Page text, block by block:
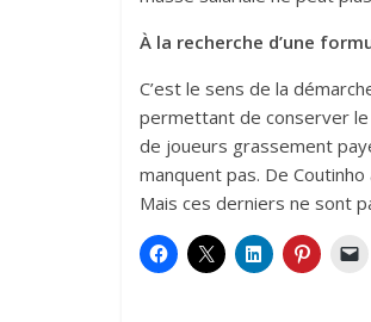
À la recherche d’une
C’est le sens de la
permettant de conserver le
de joueurs grassement
manquent pas. De
Mais ces derniers ne sont